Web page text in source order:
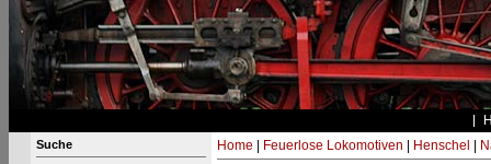
Suche Home Feuerlose Lokomotiven Henschel